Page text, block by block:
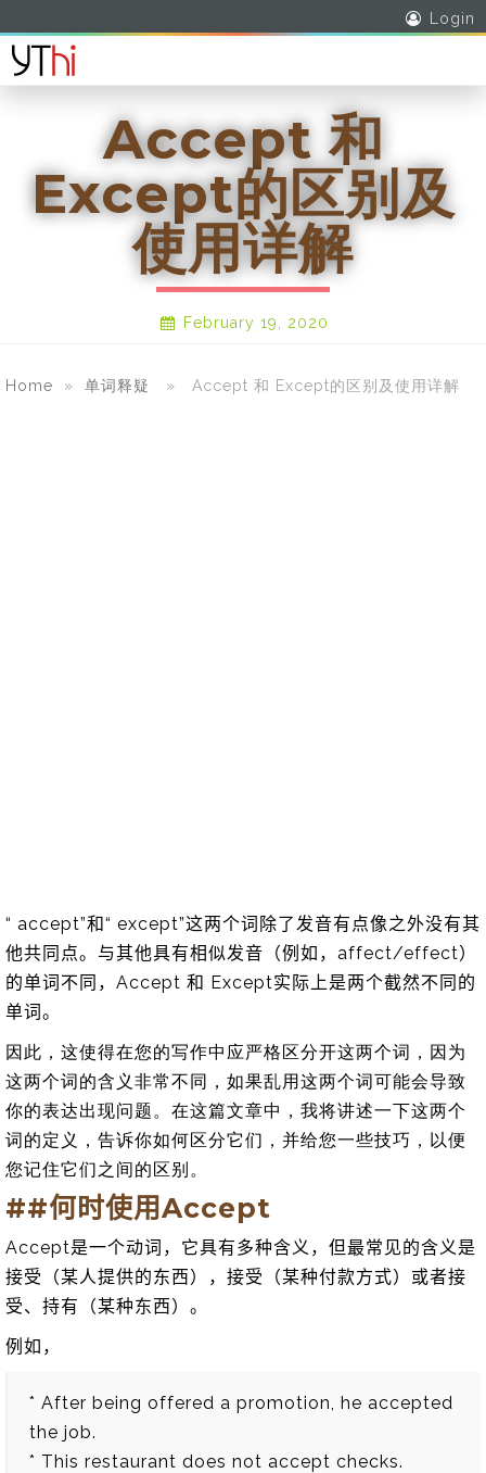
Login
Accept 和
Except的区别及
使用详解
February 19, 2020
Home » 单词释疑 » Accept 和 Except的区别及使用详解
“ accept”和“ except”这两个词除了发音有点像之外没有其
他共同点。与其他具有相似发音（例如，affect/effect）
的单词不同，Accept 和 Except实际上是两个截然不同的
单词。
因此，这使得在您的写作中应严格区分开这两个词，因为
这两个词的含义非常不同，如果乱用这两个词可能会导致
你的表达出现问题。在这篇文章中，我将讲述一下这两个
词的定义，告诉你如何区分它们，并给您一些技巧，以便
您记住它们之间的区别。
##何时使用Accept
Accept是一个动词，它具有多种含义，但最常见的含义是
接受（某人提供的东西），接受（某种付款方式）或者接
受、持有（某种东西）。
例如，
* After being offered a promotion, he accepted
the job.
* This restaurant does not accept checks.